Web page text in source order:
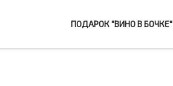
ПОДАРОК "ВИНО В БОЧКЕ"